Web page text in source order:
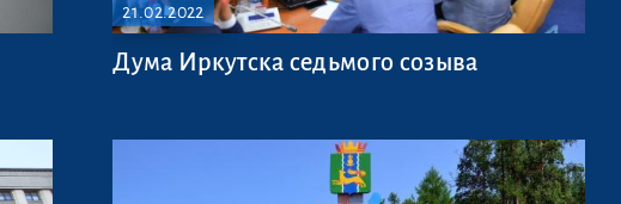
21.02.2022
Дума Иркутска седьмого созыва